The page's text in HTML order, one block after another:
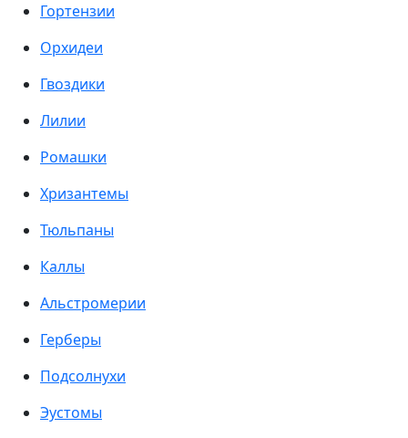
Гортензии
Орхидеи
Гвоздики
Лилии
Ромашки
Хризантемы
Тюльпаны
Каллы
Альстромерии
Герберы
Подсолнухи
Эустомы